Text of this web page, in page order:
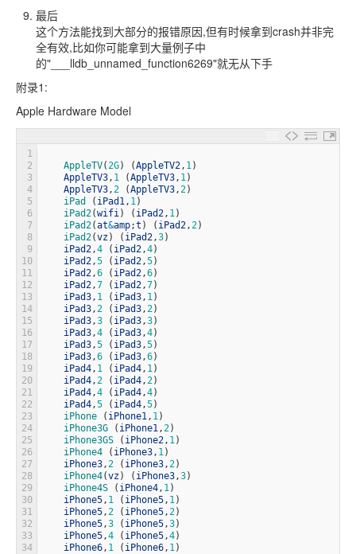
最后
这个方法能找到大部分的报错原因,但有时候拿到crash并非完
全有效,比如你可能拿到大量例子中
的"___lldb_unnamed_function6269"就无从下手
附录1:
Apple Hardware Model
1
2
3
4
5
6
7
8
9
10
11
12
13
14
15
16
17
18
19
20
21
22
23
24
25
26
27
28
29
30
31
32
33
34
AppleTV(2G) (AppleTV2, 1)
AppleTV3, 1 (AppleTV3, 1)
AppleTV3,2 (AppleTV3,2)
iPad
( iPad1, 1)
iPad2(wifi) ( iPad2, 1)
iPad2(at&amp;t ) ( iPad2,2)
iPad2(vz) ( iPad2,3)
iPad2,4 ( iPad2,4)
iPad2,5 ( iPad2,5)
iPad2,6 ( iPad2,6)
iPad2,7 ( iPad2,7)
iPad3, 1 ( iPad3, 1)
iPad3,2 ( iPad3,2)
iPad3,3 ( iPad3,3)
iPad3,4 ( iPad3,4)
iPad3,5 ( iPad3,5)
iPad3,6 ( iPad3,6)
iPad4, 1 ( iPad4, 1)
iPad4,2 ( iPad4,2)
iPad4,4 ( iPad4,4)
iPad4,5 ( iPad4,5)
iPhone
( iPhone1, 1)
iPhone3G
( iPhone1,2)
iPhone3GS
( iPhone2, 1)
iPhone4
( iPhone3, 1)
iPhone3,2 ( iPhone3,2)
iPhone4(vz) ( iPhone3,3)
iPhone4S
( iPhone4, 1)
iPhone5, 1 ( iPhone5, 1)
iPhone5,2 ( iPhone5,2)
iPhone5,3 ( iPhone5,3)
iPhone5,4 ( iPhone5,4)
iPhone6, 1 ( iPhone6, 1)